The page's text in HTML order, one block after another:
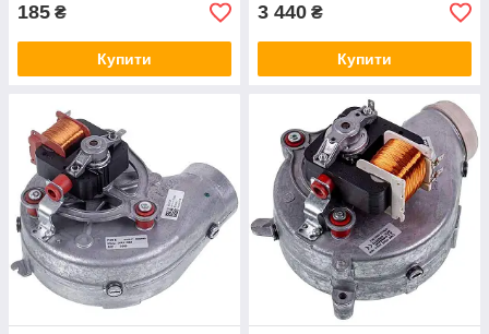
185 ₴
Купити
3 440 ₴
Купити